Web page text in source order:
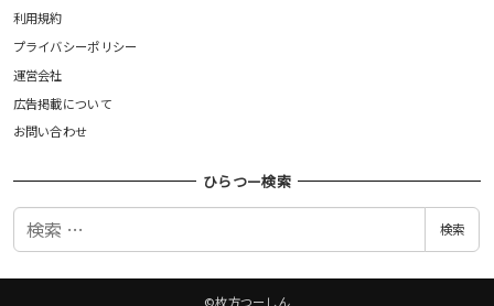
利用規約
プライバシーポリシー
運営会社
広告掲載について
お問い合わせ
ひらつー検索
検
検索
©枚方つーしん